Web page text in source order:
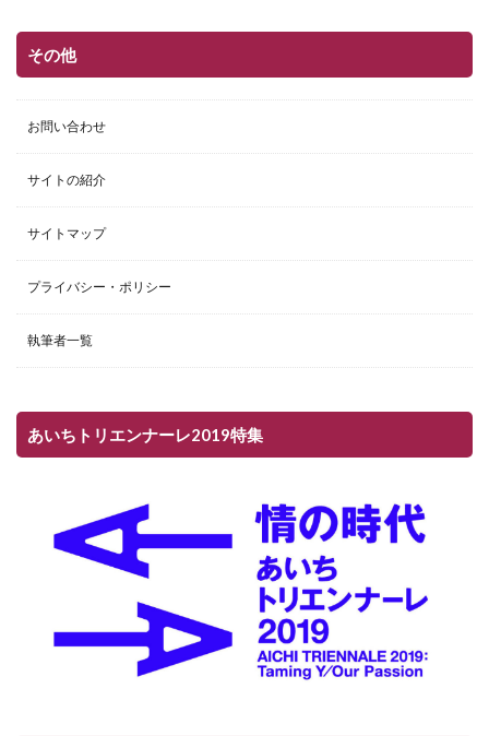
その他
お問い合わせ
サイトの紹介
サイトマップ
プライバシー・ポリシー
執筆者一覧
あいちトリエンナーレ2019特集